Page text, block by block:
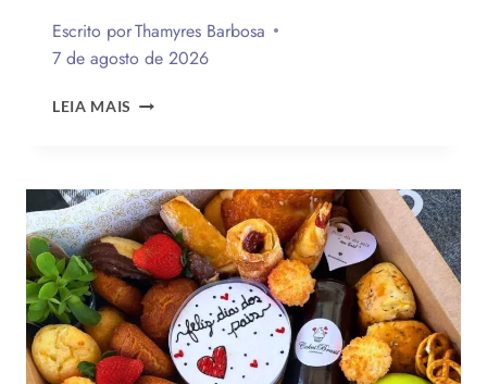
Escrito porThamyres Barbosa
7 de agosto de 2026
LEIA MAIS QUAL
PARA
O
DIA
DOS
PAIS?
VEJA
130
FRASES
EMOCIONANTES